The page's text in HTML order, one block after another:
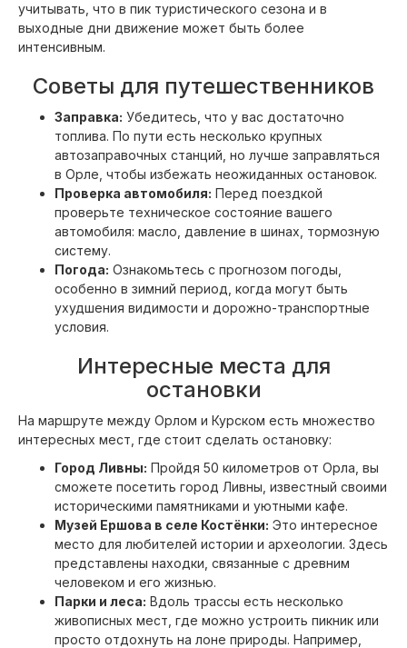
учитывать, что в пик туристического сезона и в
выходные дни движение может быть более
интенсивным.
Советы для путешественников
Заправка: Убедитесь, что у вас достаточно
топлива. По пути есть несколько крупных
автозаправочных станций, но лучше заправляться
в Орле, чтобы избежать неожиданных остановок.
Проверка автомобиля: Перед поездкой
проверьте техническое состояние вашего
автомобиля: масло, давление в шинах, тормозную
систему.
Погода: Ознакомьтесь с прогнозом погоды,
особенно в зимний период, когда могут быть
ухудшения видимости и дорожно-транспортные
условия.
Интересные места для
остановки
На маршруте между Орлом и Курском есть множество
интересных мест, где стоит сделать остановку:
Город Ливны: Пройдя 50 километров от Орла, вы
сможете посетить город Ливны, известный своими
историческими памятниками и уютными кафе.
Музей Ершова в селе Костёнки: Это интересное
место для любителей истории и археологии. Здесь
представлены находки, связанные с древним
человеком и его жизнью.
Парки и леса: Вдоль трассы есть несколько
живописных мест, где можно устроить пикник или
просто отдохнуть на лоне природы. Например,